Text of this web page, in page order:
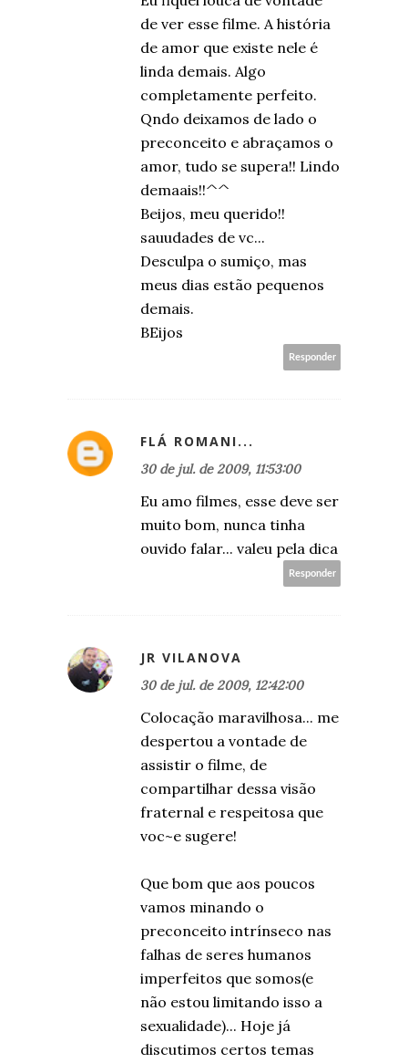
de ver esse filme. A história
de amor que existe nele é
linda demais. Algo
completamente perfeito.
Qndo deixamos de lado o
preconceito e abraçamos o
amor, tudo se supera!! Lindo
demaais!!^^
Beijos, meu querido!!
sauudades de vc...
Desculpa o sumiço, mas
meus dias estão pequenos
demais.
BEijos
Responder
FLÁ ROMANI...
30 de jul. de 2009, 11:53:00
Eu amo filmes, esse deve ser
muito bom, nunca tinha
ouvido falar... valeu pela dica
Responder
JR VILANOVA
30 de jul. de 2009, 12:42:00
Colocação maravilhosa... me
despertou a vontade de
assistir o filme, de
compartilhar dessa visão
fraternal e respeitosa que
voc~e sugere!
Que bom que aos poucos
vamos minando o
preconceito intrínseco nas
falhas de seres humanos
imperfeitos que somos(e
não estou limitando isso a
sexualidade)... Hoje já
discutimos certos temas